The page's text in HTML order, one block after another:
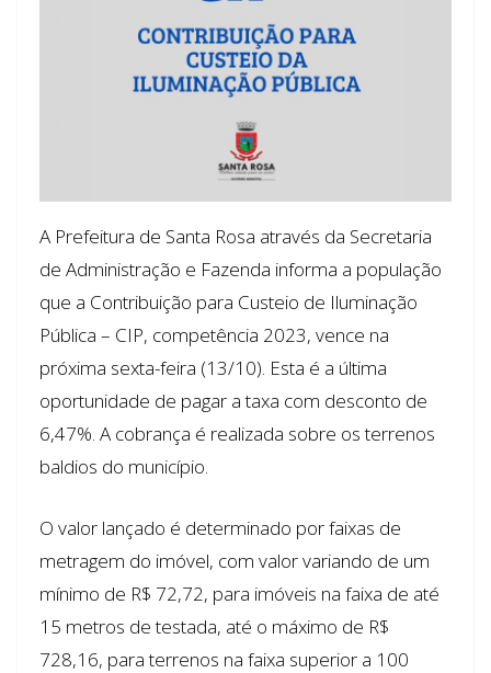
A Prefeitura de Santa Rosa através da Secretaria
de Administração e Fazenda informa a população
que a Contribuição para Custeio de Iluminação
Pública – CIP, competência 2023, vence na
próxima sexta-feira (13/10). Esta é a última
oportunidade de pagar a taxa com desconto de
6,47%. A cobrança é realizada sobre os terrenos
baldios do município.
O valor lançado é determinado por faixas de
metragem do imóvel, com valor variando de um
mínimo de R$ 72,72, para imóveis na faixa de até
15 metros de testada, até o máximo de R$
728,16, para terrenos na faixa superior a 100